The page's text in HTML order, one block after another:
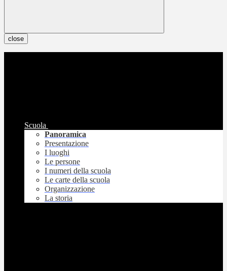
close
Scuola
Panoramica
Presentazione
I luoghi
Le persone
I numeri della scuola
Le carte della scuola
Organizzazione
La storia